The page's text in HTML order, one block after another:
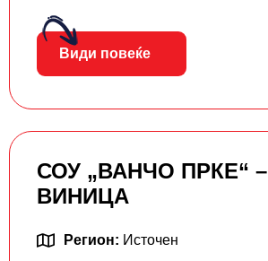
Види повеќе
СОУ „ВАНЧО ПРКЕ“ –
ВИНИЦА
Регион: Источен